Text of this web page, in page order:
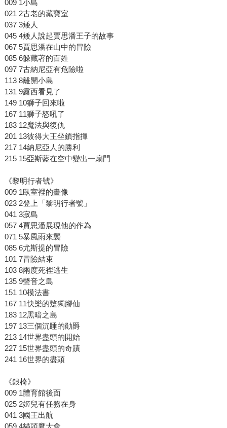
009 1小島
021 2古老的藏寶室
037 3矮人
045 4矮人說起賈思潘王子的故事
067 5賈思潘在山中的冒險
085 6躲藏著的百姓
097 7古納尼亞有危險啦
113 8離開小島
131 9露西看見了
149 10獅子回來啦
167 11獅子怒吼了
183 12魔法與復仇
201 13彼得大王坐鎮指揮
217 14納尼亞人的勝利
215 15亞斯藍在空中變出一扇門
《黎明行者號》
009 1臥室裡的畫像
023 2登上「黎明行者號」
041 3寂島
057 4賈思潘展現他的作為
071 5暴風雨來襲
085 6尤斯提的冒險
101 7冒險結束
103 8兩度死裡逃生
135 9聲音之島
151 10模法書
167 11快樂的蹩獨腳仙
183 12黑暗之島
197 13三個沉睡的勛爵
213 14世界盡頭的開始
227 15世界盡頭的奇蹟
241 16世界的盡頭
《銀椅》
009 1體育館後面
025 2姬兒有任務在身
041 3國王出航
059 4貓頭鷹大會